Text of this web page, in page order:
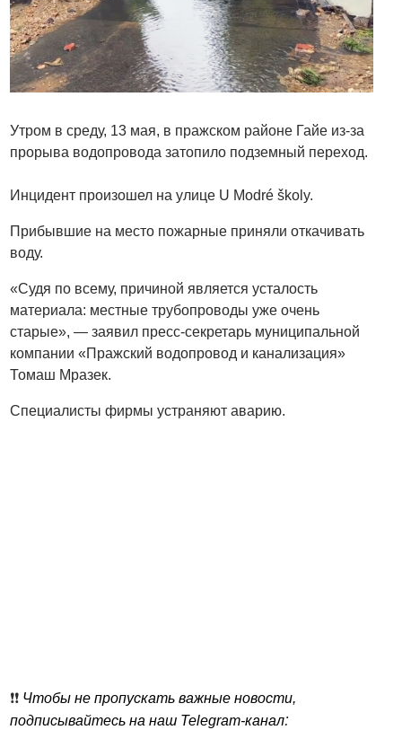
Утром в среду, 13 мая, в пражском районе Гайе из-за
прорыва водопровода затопило подземный переход.
Инцидент произошел на улице U Modré školy.
Прибывшие на место пожарные приняли откачивать
воду.
«Судя по всему, причиной является усталость
материала: местные трубопроводы уже очень
старые», — заявил пресс-секретарь муниципальной
компании «Пражский водопровод и канализация»
Томаш Мразек.
Специалисты фирмы устраняют аварию.
❗️❗️ Чтобы не пропускать важные новости,
подписывайтесь на наш Telegram-канал: